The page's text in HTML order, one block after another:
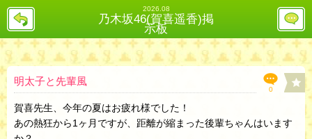
2026.08
乃木坂46(賀喜遥香)掲
示板
戻
レ
投
稿
欄
0
明太子と先輩風
賀喜先生、今年の夏はお疲れ様でした！
あの熱狂から1ヶ月ですが、距離が縮まった後輩ちゃんはいます